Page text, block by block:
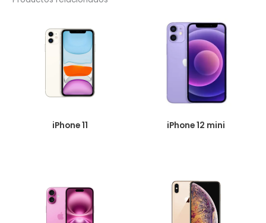
iPhone 11 iPhone 12 mini